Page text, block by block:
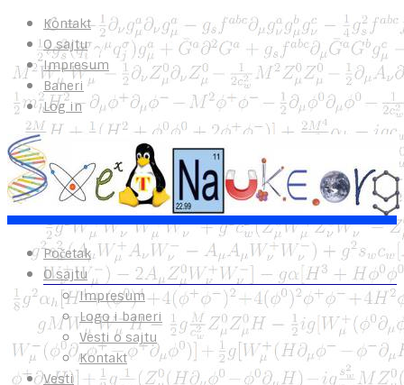
Kontakt
O sajtu
Impresum
Baneri
Log in
Početak
O sajtu
Impresum
Logo i baneri
Vesti o sajtu
Kontakt
Vesti